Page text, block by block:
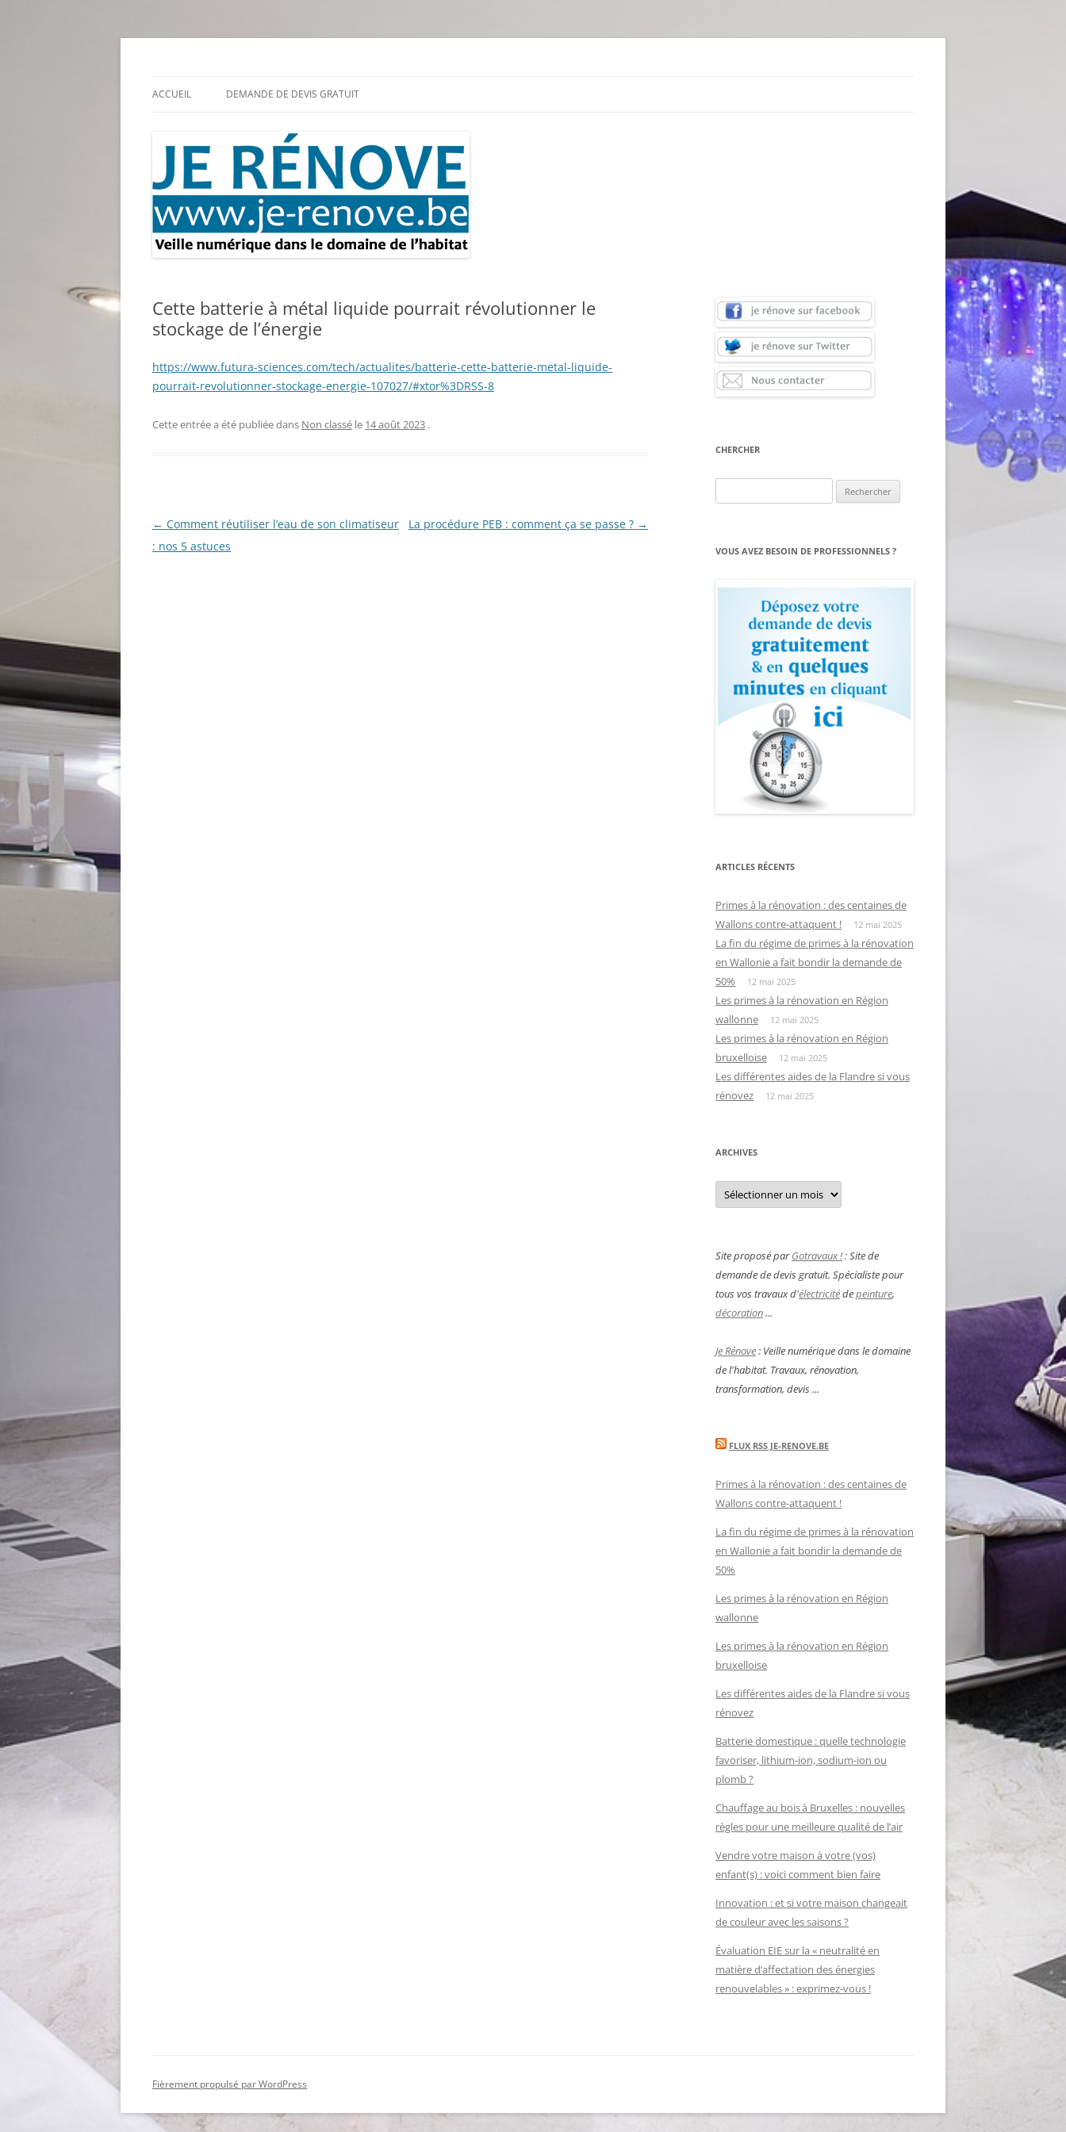
Aller
ACCUEIL DEMANDE DE DEVIS GRATUIT
Cette batterie à métal liquide pourrait révolutionner le
stockage de l’énergie
https://www.futura-sciences.com/tech/actualites/batterie-cette-batterie-metal-liquide-
pourrait-revolutionner-stockage-energie-107027/#xtor%3DRSS-8
Cette entrée a été publiée dans Non classé le 14 août 2023 .
Navigation
des
← Comment réutiliser l’eau de son climatiseur
: nos 5 astuces
La procédure PEB : comment ça se passe ? →
CHERCHER
VOUS AVEZ BESOIN DE PROFESSIONNELS ?
ARTICLES RÉCENTS
Primes à la rénovation : des centaines de
Wallons contre-attaquent !
12 mai 2025
La fin du régime de primes à la rénovation
en Wallonie a fait bondir la demande de
50%
12 mai 2025
Les primes à la rénovation en Région
wallonne
12 mai 2025
Les primes à la rénovation en Région
bruxelloise
12 mai 2025
Les différentes aides de la Flandre si vous
rénovez
12 mai 2025
ARCHIVES
Archives
Site proposé parGotravaux !: Site de
demande de devis gratuit. Spécialiste pour
tous vos travaux d'électricitédepeinture,
décoration...
Je Rénove: Veille numérique dans le domaine
de l'habitat. Travaux, rénovation,
transformation, devis ...
FLUX RSS JE-RENOVE.BE
Primes à la rénovation : des centaines de
Wallons contre-attaquent !
La fin du régime de primes à la rénovation
en Wallonie a fait bondir la demande de
50%
Les primes à la rénovation en Région
wallonne
Les primes à la rénovation en Région
bruxelloise
Les différentes aides de la Flandre si vous
rénovez
Batterie domestique : quelle technologie
favoriser, lithium-ion, sodium-ion ou
plomb ?
Chauffage au bois à Bruxelles : nouvelles
règles pour une meilleure qualité de l’air
Vendre votre maison à votre (vos)
enfant(s) : voici comment bien faire
Innovation : et si votre maison changeait
de couleur avec les saisons ?
Évaluation EIE sur la « neutralité en
matière d’affectation des énergies
renouvelables » : exprimez-vous !
Fièrement propulsé par WordPress